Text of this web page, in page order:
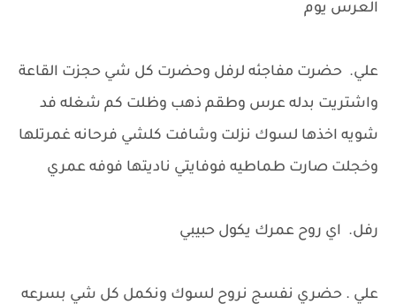
العرس يوم
علي. حضرت مفاجئه لرفل وحضرت كل شي حجزت القاعة
واشتريت بدله عرس وطقم ذهب وظلت كم شغله فد
شويه اخذها لسوك نزلت وشافت كلشي فرحانه غمرتلها
وخجلت صارت طماطيه فوفايتي ناديتها فوفه عمري
رفل. اي روح عمرك يكول حبيبي
علي . حضري نفسج نروح لسوك ونكمل كل شي بسرعه